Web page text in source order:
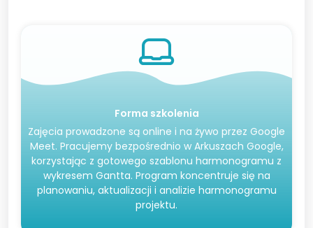
Forma szkolenia
Zajęcia prowadzone są online i na żywo przez Google
Meet. Pracujemy bezpośrednio w Arkuszach Google,
korzystając z gotowego szablonu harmonogramu z
wykresem Gantta. Program koncentruje się na
planowaniu, aktualizacji i analizie harmonogramu
projektu.